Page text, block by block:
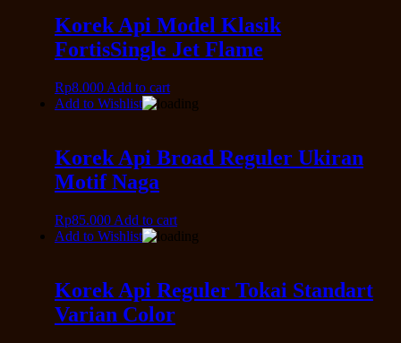
Korek Api Model Klasik
FortisSingle Jet Flame
Rp8.000 Add to cart
Add to Wishlist
Korek Api Broad Reguler Ukiran
Motif Naga
Rp85.000 Add to cart
Add to Wishlist
Korek Api Reguler Tokai Standart
Varian Color